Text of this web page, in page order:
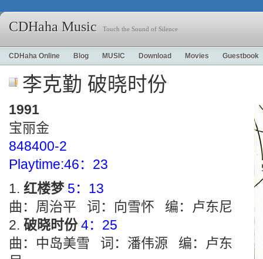
CDHaha Music Touch the Sound of Silence
CDHaha Online Blog MUSIC Download Movies Guestbook
李克勤 破晓时份
1991
宝丽金
848400-2
Playtime:46：23
红楼梦 5：13
曲：周治平 词：向雪怀 编：卢东尼
破晓时份 4：25
曲：中岛美雪 词：潘伟源 编：卢东